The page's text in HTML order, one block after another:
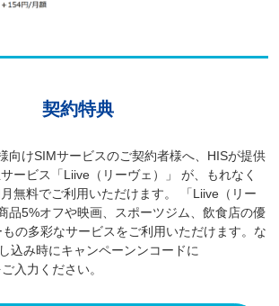
契約特典
向けSIMサービスのご契約者様へ、HISが提供
ービス「Liive（リーヴェ）」 が、もれなく
無料でご利用いただけます。 「Liive（リー
品5%オフや映画、スポーツジム、飲食店の優
の多彩なサービスをご利用いただけます。な
込み時にキャンペーンンコードに
入力ください。